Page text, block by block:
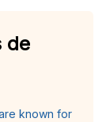
de
known for